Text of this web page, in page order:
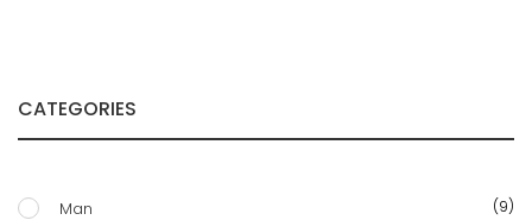
CATEGORIES
Man (9)